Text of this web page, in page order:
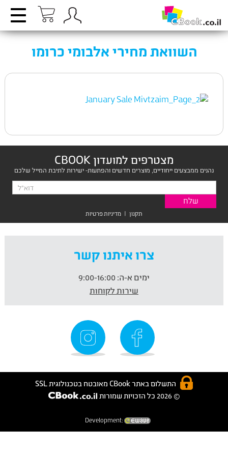
השוואת מחירי אלבומי כרומו
מצטרפים למועדון CBOOK
נהנים ממבצעים ייחודיים, מוצרים חדשים והפתעות- ישירות לתיבת המייל שלכם
תקנון | מדיניות פרטיות
צרו איתנו קשר
ימים א-ה:
שירות לקוחות
התשלום באתר CBook מאובטח בטכנולוגית SSL
© 2026 כל הזכויות שמורות
Development: